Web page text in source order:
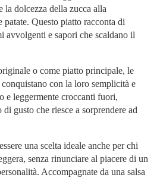
la dolcezza della zucca alla
patate. Questo piatto racconta di
avvolgenti e sapori che scaldano il
o come piatto principale, le
con la loro semplicità e
e leggermente croccanti fuori,
gusto che riesce a sorprendere ad
una scelta ideale anche per chi
senza rinunciare al piacere di un
Accompagnate da una salsa